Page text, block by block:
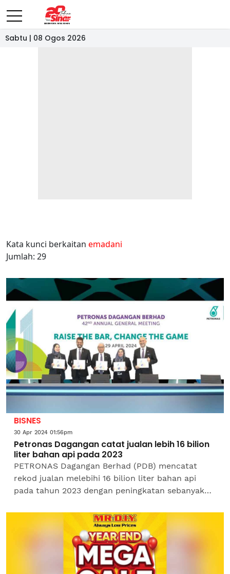
Sabtu | 08 Ogos 2026
Kata kunci berkaitan emadani
Jumlah: 29
BISNES
30 Apr 2024 01:56pm
Petronas Dagangan catat jualan lebih 16 bilion
liter bahan api pada 2023
PETRONAS Dagangan Berhad (PDB) mencatat
rekod jualan melebihi 16 bilion liter bahan api
pada tahun 2023 dengan peningkatan sebanyak
kenyataan sempena...